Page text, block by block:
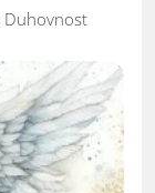
Duhovnost